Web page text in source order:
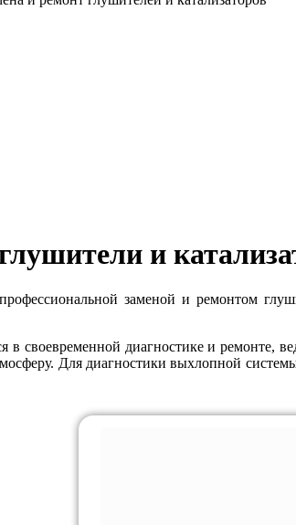
и
заменой и ремонтом
в своевременной диагностике и ремонте,
Для диагностики выхлопной